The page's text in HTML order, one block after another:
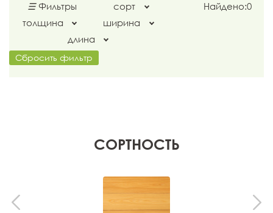
☰ Фильтры
сорт
толщина
ширина
длина
Найдено:0
Сбросить фильтр
СОРТНОСТЬ